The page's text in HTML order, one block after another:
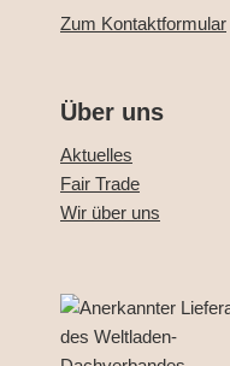
Zum Kontaktformular
Über uns
Aktuelles
Fair Trade
Wir über uns